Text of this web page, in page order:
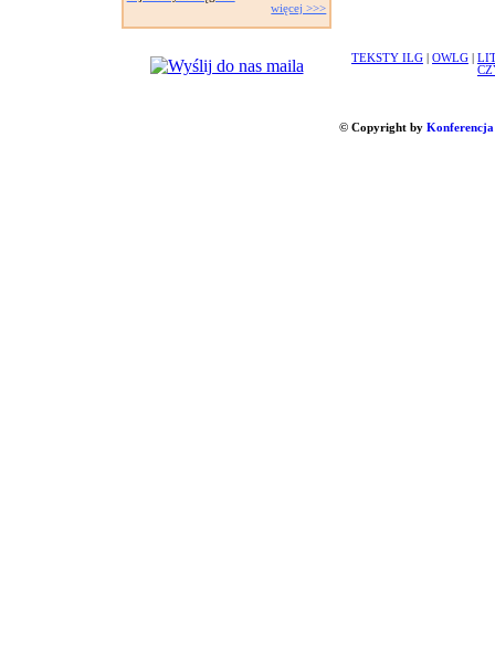
więcej >>>
TEKSTY ILG OWLG
© Copyright by Konferencja